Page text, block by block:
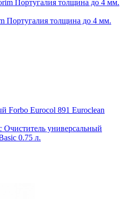
Португалия толщина до 4 мм.
Очиститель универсальный
0.75 л.